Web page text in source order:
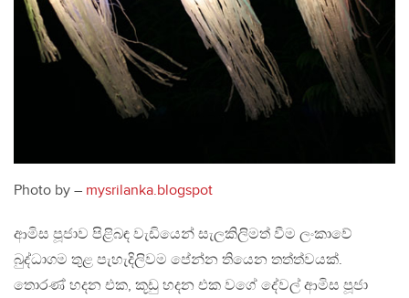
Photo by – mysrilanka.blogspot
ආමිස පූජාව පිළිබඳ වැඩියෙන් සැලකිලිමත් වීම ලංකාවේ
බුද්ධාගම තුළ පැහැදිලිවම පේන්න තියෙන තත්ත්වයක්.
තොරණ් හදන එක, කූඩු හදන එක වගේ දේවල් ආමිස පූජා